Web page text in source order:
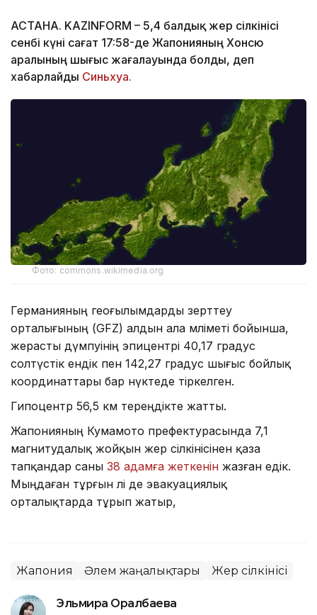
АСТАНА. KAZINFORM – 5,4 балдық жер сілкінісі
сенбі күні сағат 17:58-де Жапонияның Хонсю
аралының шығыс жағалауында болды, деп
хабарлайды Синьхуа.
Фото: commons.wikimedia.org
Германияның геоғылымдарды зерттеу
орталығының (GFZ) алдын ала мәліметі бойынша,
жерасты дүмпуінің эпицентрі 40,17 градус
солтүстік ендік пен 142,27 градус шығыс бойлық
координаттары бар нүктеде тіркелген.
Гипоцентр 56,5 км тереңдікте жатты.
Жапонияның Кумамото префектурасында 7,1
магнитудалық жойқын жер сілкінісінен қаза
тапқандар саны 38 адамға жеткенін жазған едік.
Мыңдаған тұрғын әлі де эвакуациялық
орталықтарда тұрып жатыр,
Жапония Әлем жаңалықтары Жер сілкінісі
Эльмира Оралбаева